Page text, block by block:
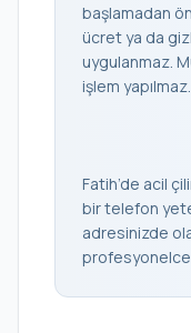
başlamadan
ücret ya da
uygulanmaz.
işlem yapılmaz.
Fatih’de acil
bir telefon
adresinizde